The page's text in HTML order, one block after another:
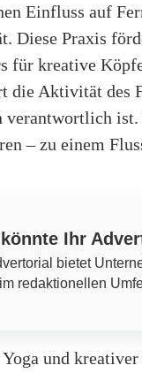
Einfluss auf
Diese Praxis
für kreative
die Aktivität des
verantwortlich
– zu einem
Ihr
bietet
redaktionellen
und